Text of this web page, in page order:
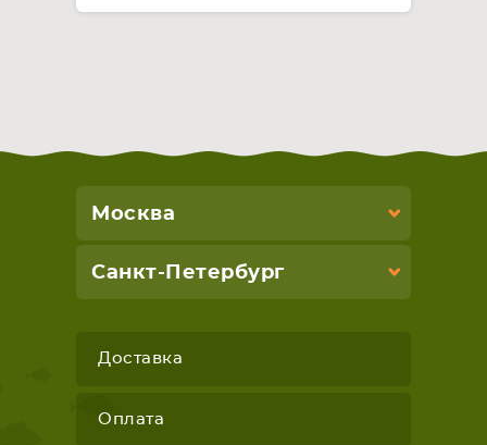
Москва
Санкт-Петербург
Доставка
Оплата